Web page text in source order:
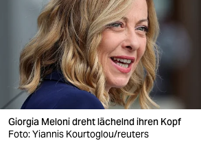
wahrheit
verlag
verlag
veranstaltungen
Giorgia Meloni dreht lächelnd ihren Kopf
Foto: Yiannis Kourtoglou/reuters